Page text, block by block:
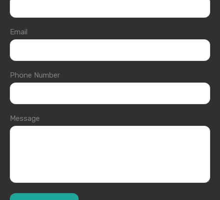
Email
Phone Number
Message